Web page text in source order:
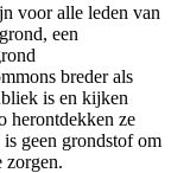
voor alle leden van
een
breder als
is en kijken
herontdekken ze
geen grondstof om
zorgen.